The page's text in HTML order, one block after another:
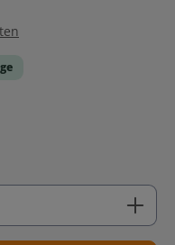
Wert ein